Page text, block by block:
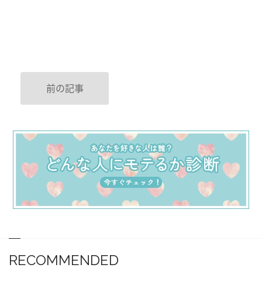
前の記事
RECOMMENDED